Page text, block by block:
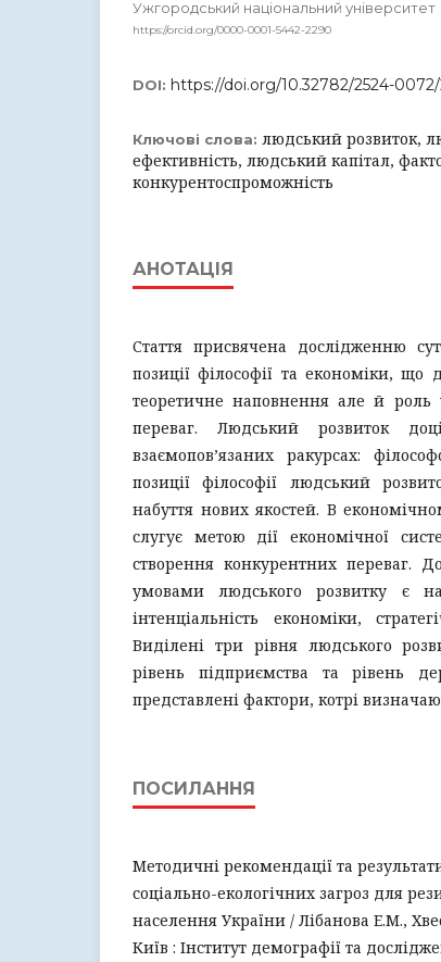
Ужгородський національний університет
https://orcid.org/0000-0001-5442-2290
DOI: https://doi.org/10.32782/2524-
Ключові слова: людський розвиток,
ефективність, людський капітал,
конкурентоспроможність
АНОТАЦІЯ
Стаття присвячена дослідженню
позиції філософії та економіки,
теоретичне наповнення але й роль
переваг. Людський розвиток
взаємопов’язаних ракурсах:
позиції філософії людський
набуття нових якостей. В
слугує метою дії економічної
створення конкурентних переваг.
умовами людського розвитку є
інтенціальність економіки,
Виділені три рівня людського
рівень підприємства та рівень
представлені фактори, котрі
ПОСИЛАННЯ
Методичні рекомендації та
соціально-екологічних загроз для
населення України / Лібанова Е.М.,
Київ : Інститут демографії та